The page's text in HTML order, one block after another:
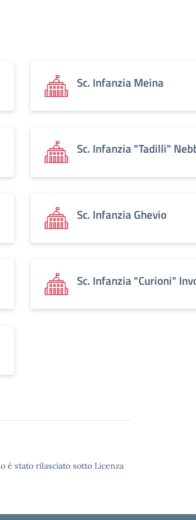
Sc. Infanzia Meina
Sc. Infanzia "Tadilli"
Sc. Infanzia Ghevio
Sc. Infanzia "Curioni"
è stato rilasciato sotto Licenza